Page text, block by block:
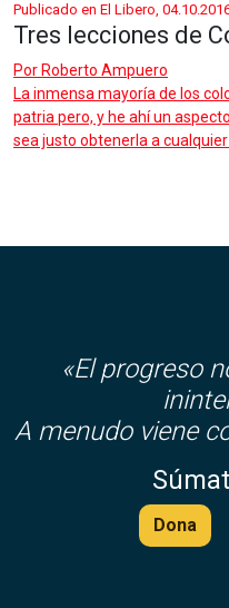
Publicado en El Libero,
Tres lecciones de
Por Roberto Ampuero
La inmensa mayoría de los
patria pero, y he ahí un
sea justo obtenerla a
«El progreso
A menudo viene
Dona